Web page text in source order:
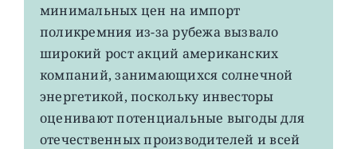
вернулся
к
протекционизму
минимальных цен на импорт
поликремния из-за рубежа вызвало
широкий рост акций американских
компаний, занимающихся солнечной
энергетикой, поскольку инвесторы
оценивают потенциальные выгоды для
отечественных производителей и всей